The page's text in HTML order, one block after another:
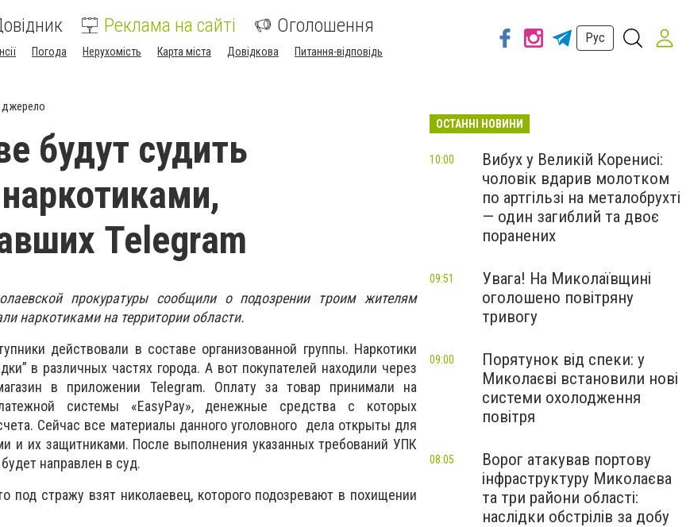
Реклама на сайті Оголошення
Погода Нерухомість Карта міста Довідкова Питання-відповідь
Рус
джерело
будут судить
Telegram
прокуратуры сообщили о подозрении троим жителям
наркотиками на территории области.
действовали в составе организованной группы. Наркотики
в различных частях города. А вот покупателей находили через
в приложении Telegram. Оплату за товар принимали на
системы «EasyPay», денежные средства с которых
Сейчас все материалы данного уголовного дела открыты для
и их защитниками. После выполнения указанных требований УПК
направлен в суд.
под стражу взят николаевец, которого подозревают в похищении
ОСТАННІ НОВИНИ
Вибух у Великій Коренисі:
чоловік вдарив молотком
по артгільзі на металобрухті
— один загиблий та двоє
поранених
10:00
Увага! На Миколаївщині
оголошено повітряну
тривогу
09:51
Порятунок від спеки: у
Миколаєві встановили нові
системи охолодження
повітря
09:00
Ворог атакував портову
інфраструктуру Миколаєва
та три райони області:
наслідки обстрілів за добу
08:05